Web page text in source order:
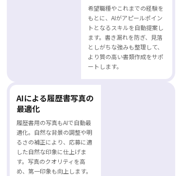
書類で使える自己PRを自動生成。構成と表現を自
動で最適化するため、書き方がわからなくても、
自然で説得力のある内容が仕上がります。
スキル・資格・職歴情報をもとに、AIが職務概要
を自動生成します。経験の強みや実績を整理し、
採用担当者にわかりやすい構成で提示。短時間で
クオリティの高い概要を作成でき、書類全体の第
希望職種やこれまでの経験を
もとに、AIがアピールポイン
トとなるスキルを自動提案し
ます。書き漏れを防ぎ、見落
としがちな強みも整理して、
より質の高い書類作成をサポ
ートします。
AIによる履歴書写真の
最適化
履歴書用の写真もAIで自動最
適化。自然な背景の調整や明
るさの補正により、応募に適
した自然な印象に仕上げま
す。写真のクオリティを高
め、第一印象も向上します。